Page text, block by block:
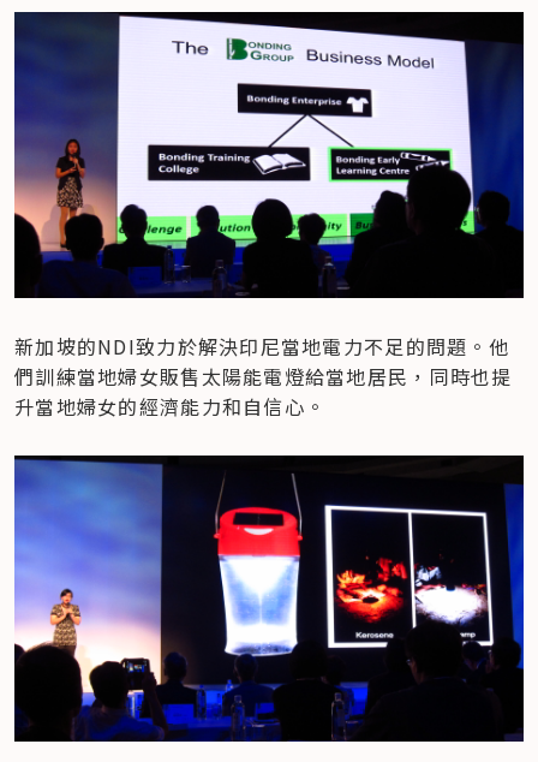
新加坡的NDI致力於解決印尼當地電力不足的問題。他
們訓練當地婦女販售太陽能電燈給當地居民，同時也提
升當地婦女的經濟能力和自信心。